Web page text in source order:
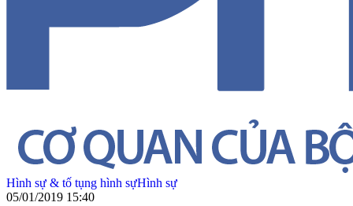
Hình sự & tố tụng hình sựHình sự
05/01/2019 15:40